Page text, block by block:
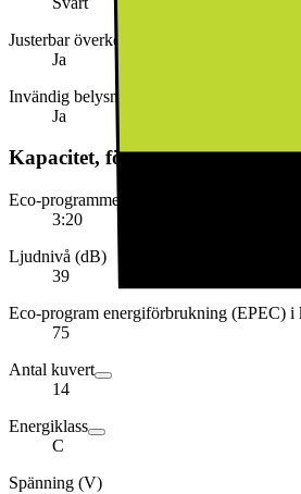
Justerbar överkorg
Ja
Invändig belysning
Ja
Kapacitet, förbrukning och
Eco-programmets varaktighet (timmar och
3:20
Ljudnivå (dB)
39
Eco-program energiförbrukning (EPEC)
75
Antal kuvert
14
Energiklass
C
Spänning (V)